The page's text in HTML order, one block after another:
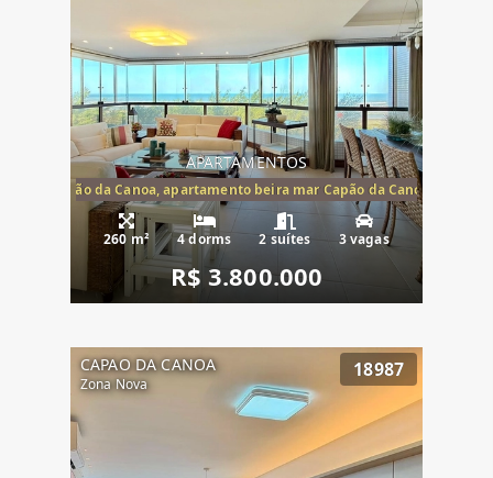
APARTAMENTOS
mar Capão da Canoa, apartamento beira mar Capão da Canoa,
260 m² 4 dorms 2 suítes 3 vagas
R$ 3.800.000
CAPAO DA CANOA
Zona Nova
18987